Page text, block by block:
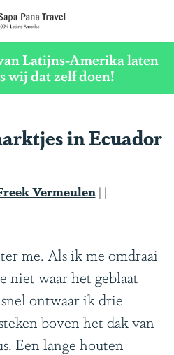
G
n
a
r
h
e
p
a
g
e
Latijns-Amerika laten
wij dat zelf doen!
in Ecuador
Vermeulen | |
me. Als ik me omdraai
niet waar het geblaat
ontwaar ik drie
boven het dak van
Een lange houten